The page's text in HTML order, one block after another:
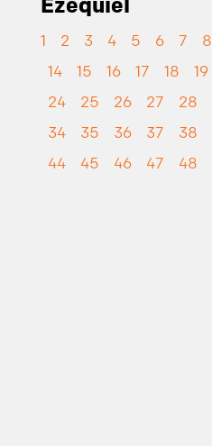
1 2 3 4 5 6 7 8
14
15 16 17 18 19
24
25 26 27 28
34
35 36 37 38
44
45 46 47 48